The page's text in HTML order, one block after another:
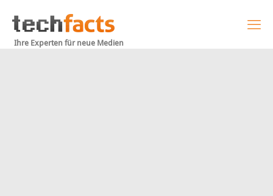
Ihre Experten für neue Medien